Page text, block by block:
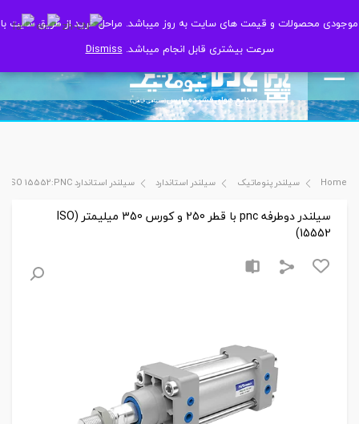
موجودی محصولات و قیمت های سایت به روز میباشد. مراحل خرید از طریق سایت با
سرعت بیشتری قابل انجام میباشد.Dismiss
موجودی محصولات و قیمت های سایت به روز میباشد. مراحل خرید از طریق سایت با
سرعت بیشتری قابل انجام میباشد.Dismiss
Home سیلندر پنوماتیک سیلندر استاندارد سیلندر استاندارد ISO 15552:PNC
سیلندر دوطرفه pnc با قطر 250 و کورس 350 میلیمتر (ISO
15552)